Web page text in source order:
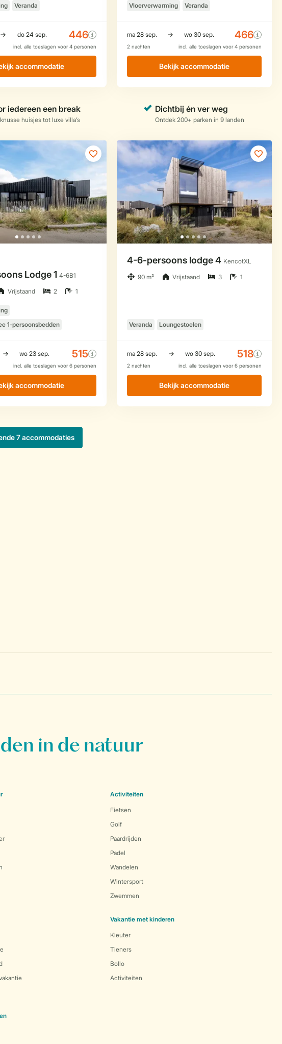
in de natuur
Activiteiten
Fietsen
Golf
Paardrijden
Padel
Wandelen
Wintersport
Zwemmen
Vakantie met kinderen
Kleuter
Tieners
Bollo
Activiteiten